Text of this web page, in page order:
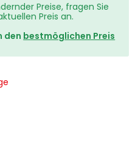
Preise, fragen Sie
Preis an.
den bestmöglichen Preis